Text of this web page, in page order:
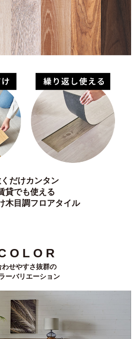
だけカンタン
貸でも使える
木目調フロアタイル
O L O R
わせやすさ抜群の
ーバリエーション